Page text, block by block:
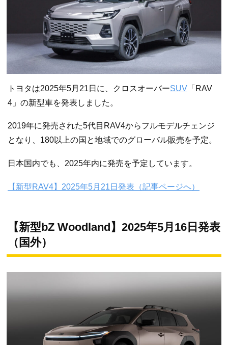
トヨタは2025年5月21日に、クロスオーバーSUV 「RAV
4」の新型車を発表しました。
2019年に発売された5代目RAV4からフルモデルチェンジ
となり、180以上の国と地域でのグローバル販売を予定。
日本国内でも、2025年内に発売を予定しています。
【新型RAV4】2025年5月21日発表（記事ページへ）
【新型bZ Woodland】2025年5月16日発表
（国外）